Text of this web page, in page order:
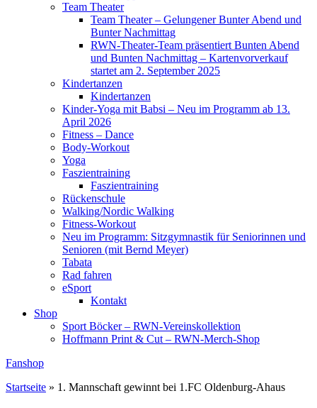
Team Theater
Team Theater – Gelungener Bunter Abend und
Bunter Nachmittag
RWN-Theater-Team präsentiert Bunten Abend
und Bunten Nachmittag – Kartenvorverkauf
startet am 2. September 2025
Kindertanzen
Kindertanzen
Kinder-Yoga mit Babsi – Neu im Programm ab 13.
April 2026
Fitness – Dance
Body-Workout
Yoga
Faszientraining
Faszientraining
Rückenschule
Walking/Nordic Walking
Fitness-Workout
Neu im Programm: Sitzgymnastik für Seniorinnen und
Senioren (mit Bernd Meyer)
Tabata
Rad fahren
eSport
Kontakt
Shop
Sport Böcker – RWN-Vereinskollektion
Hoffmann Print & Cut – RWN-Merch-Shop
Fanshop
Startseite » 1. Mannschaft gewinnt bei 1.FC Oldenburg-Ahaus